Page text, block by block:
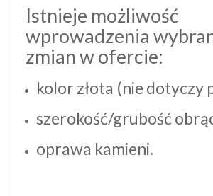
Istnieje możliwość
wprowadzenia
zmian w ofercie:
kolor złota (nie dotyczy
szerokość/grubość
oprawa kamieni.